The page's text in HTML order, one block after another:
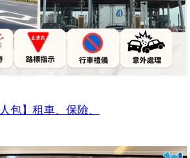
包】租車、保險、